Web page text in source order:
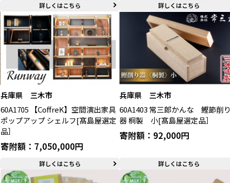
詳しくはこちら 詳しくはこちら
兵庫県 三木市
60A1705 【CoffreK】空間演出家具
ポップアップ シェルフ[髙島屋選定
品］
寄附額：7,050,000円
詳しくはこちら
兵庫県 三木市
60A1403 常三郎かんな 鰹節削り
器 桐製 小[髙島屋選定品］
寄附額：92,000円
詳しくはこちら